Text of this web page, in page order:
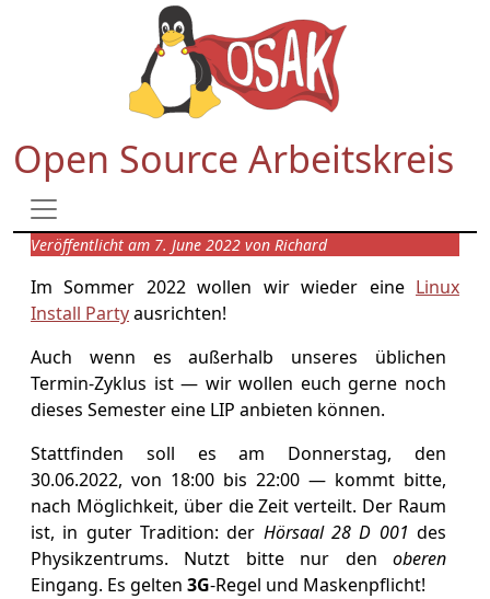
Open Source Arbeitskreis
Veröffentlicht am 7. June 2022 von Richard
Im Sommer 2022 wollen wir wieder eine Linux
Install Partyausrichten!
Auch wenn es außerhalb unseres üblichen
Termin-Zyklus ist — wir wollen euch gerne noch
dieses Semester eine LIP anbieten können.
Stattfinden soll es am Donnerstag, den
30.06.2022, von 18:00 bis 22:00 — kommt bitte,
nach Möglichkeit, über die Zeit verteilt. Der Raum
ist, in guter Tradition: der Hörsaal 28 D 001 des
Physikzentrums. Nutzt bitte nur den oberen
Eingang. Es gelten 3G-Regel und Maskenpflicht!